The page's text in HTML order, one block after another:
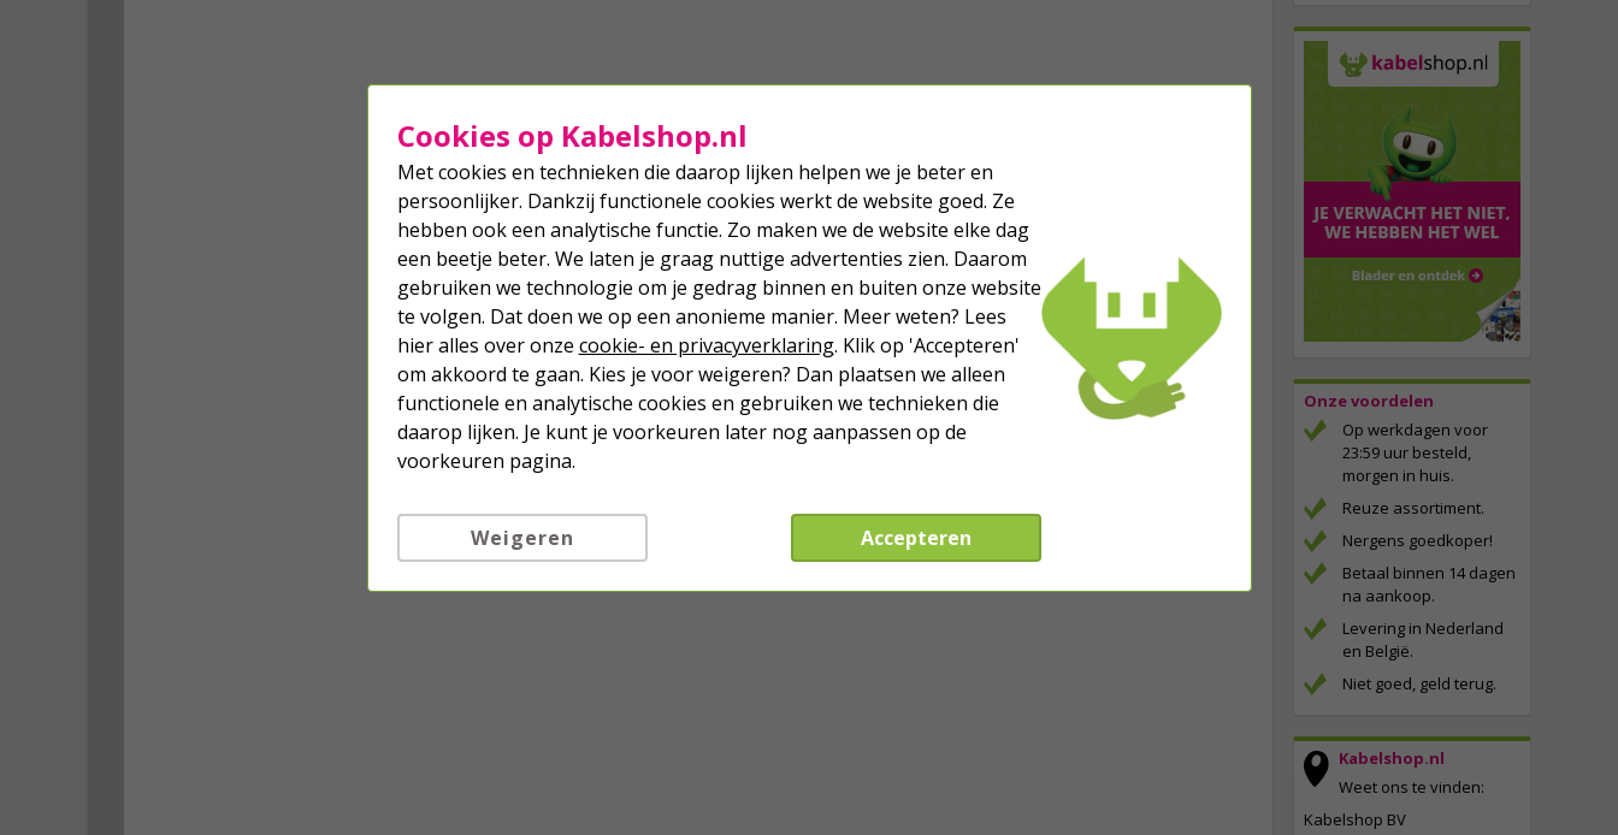
Onze voordelen
Op werkdagen voor
23:59 uur besteld,
morgen in huis.
Reuze assortiment.
Nergens goedkoper!
Betaal binnen 14 dagen
na aankoop.
Levering in Nederland
en België.
Niet goed, geld terug.
Kabelshop.nl
Weet ons te vinden:
Kabelshop BV
Cookies op Kabelshop.nl
Met cookies en technieken die daarop lijken helpen we je beter en
persoonlijker. Dankzij functionele cookies werkt de website goed. Ze
hebben ook een analytische functie. Zo maken we de website elke dag
een beetje beter. We laten je graag nuttige advertenties zien. Daarom
gebruiken we technologie om je gedrag binnen en buiten onze website
te volgen. Dat doen we op een anonieme manier. Meer weten? Lees
hier alles over onze cookie- en privacyverklaring. Klik op 'Accepteren'
om akkoord te gaan. Kies je voor weigeren? Dan plaatsen we alleen
functionele en analytische cookies en gebruiken we technieken die
daarop lijken. Je kunt je voorkeuren later nog aanpassen op de
voorkeuren pagina.
Accepteren
Weigeren